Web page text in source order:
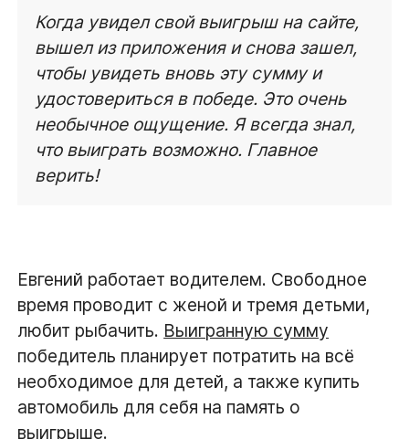
Когда увидел свой выигрыш на сайте,
вышел из приложения и снова зашел,
чтобы увидеть вновь эту сумму и
удостовериться в победе. Это очень
необычное ощущение. Я всегда знал,
что выиграть возможно. Главное
верить!
Евгений работает водителем. Свободное
время проводит с женой и тремя детьми,
любит рыбачить. Выигранную сумму
победитель планирует потратить на всё
необходимое для детей, а также купить
автомобиль для себя на память о
выигрыше.